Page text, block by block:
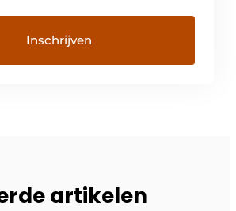
artikelen